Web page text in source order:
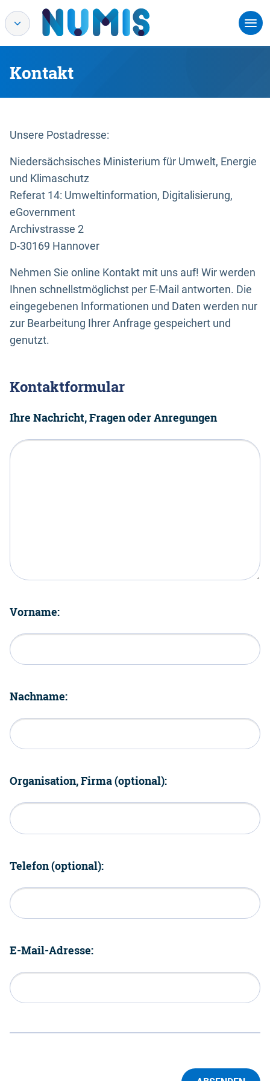
Kontakt
Unsere Postadresse:
Niedersächsisches Ministerium für Umwelt, Energie
und Klimaschutz
Referat 14: Umweltinformation, Digitalisierung,
eGovernment
Archivstrasse 2
D-30169 Hannover
Nehmen Sie online Kontakt mit uns auf! Wir werden
Ihnen schnellstmöglichst per E-Mail antworten. Die
eingegebenen Informationen und Daten werden nur
zur Bearbeitung Ihrer Anfrage gespeichert und
genutzt.
Kontaktformular
Ihre Nachricht, Fragen oder Anregungen
Vorname:
Nachname:
Organisation, Firma (optional):
Telefon (optional):
E-Mail-Adresse: